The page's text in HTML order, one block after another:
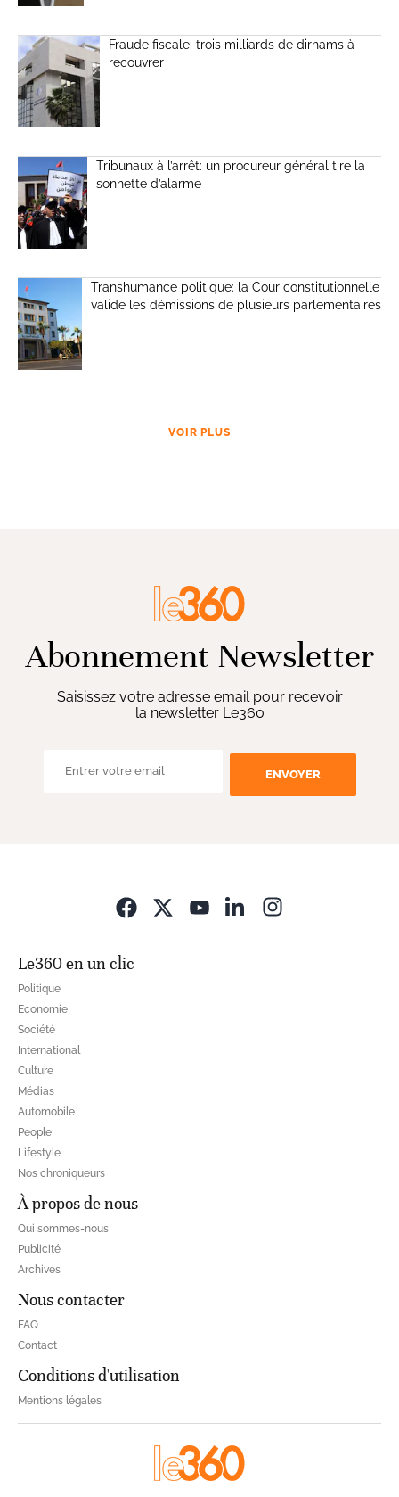
Fraude fiscale: trois milliards de dirhams à
recouvrer
Tribunaux à l’arrêt: un procureur général tire la
sonnette d’alarme
Transhumance politique: la Cour constitutionnelle
valide les démissions de plusieurs parlementaires
VOIR PLUS
Abonnement Newsletter
Saisissez votre adresse email pour recevoir
la newsletter Le360
ENVOYER
Le360 en un clic
Politique
Economie
Société
International
Culture
Médias
Automobile
People
Lifestyle
Nos chroniqueurs
À propos de nous
Qui sommes-nous
Publicité
Archives
Nous contacter
FAQ
Contact
Conditions d'utilisation
Mentions légales